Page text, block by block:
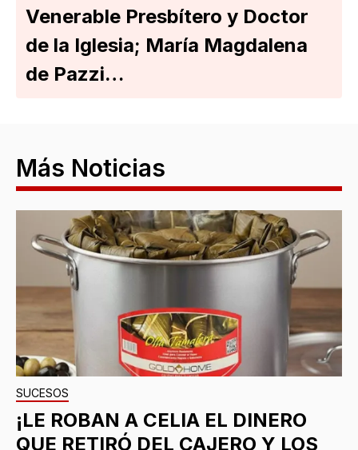
Venerable Presbítero y Doctor
de la Iglesia; María Magdalena
de Pazzi…
Más Noticias
SUCESOS
¡LE ROBAN A CELIA EL DINERO
QUE RETIRÓ DEL CAJERO Y LOS